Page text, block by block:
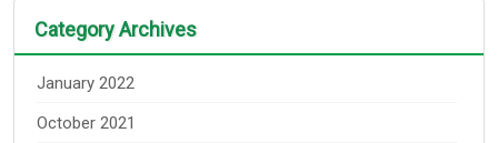
Category Archives
January 2022
October 2021